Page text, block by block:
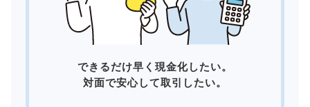
できるだけ早く現金化したい。
対面で安心して取引したい。